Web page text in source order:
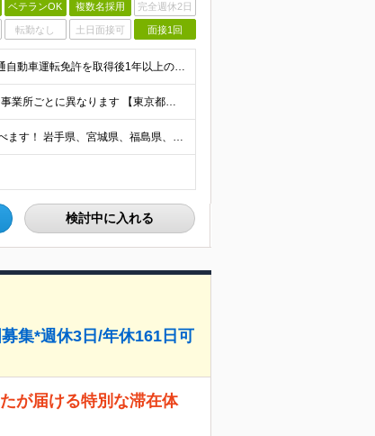
ベテランOK 複数名採用 完全週休2日
転勤なし 土日面接可 面接1回
＼職歴不問！人柄重視の採用！未経験OK◎／ ■学歴不問 ■普通自動車運転免許を取得後1年以上の方（AT限定可） ※一部勤務地で「2017年3月12日以降の取得者は要準中型免許」 ■44歳以下(※例外
★賞与年2回支給 ★結婚/出産/入学祝金、お見舞金支給あり ★事業所ごとに異なります 【東京都】 月給284,000円～298,540円 【神奈川県/千葉県】 月給284,000円 【埼玉県】 月給2
★全国の拠点で募集中！ ★自宅近くなど、希望の勤務地を選べます！ 岩手県、宮城県、福島県、新潟県、栃木県、茨城県、埼玉県、千葉県、東京都、神奈川県、山梨県、長野県、静岡県、滋賀県、兵庫県、岡山県、広
検討中に入れる
集*週休3日/年休161日可
が届ける特別な滞在体